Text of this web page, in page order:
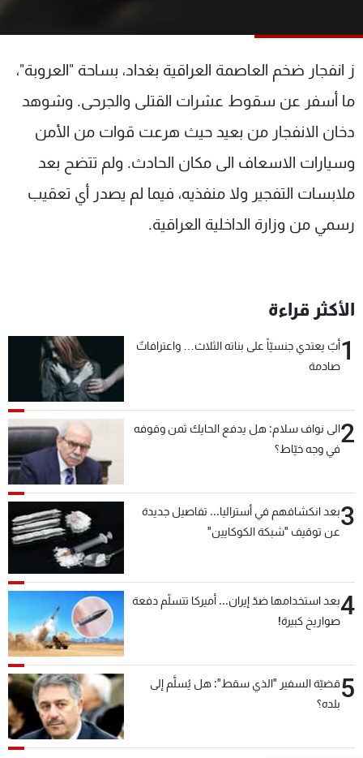
ز انفجار ضخم العاصمة العراقية بغداد، بساحة "العروبة"،
ما أسفر عن سقوط عشرات القتلى والجرحى. وشوهد
دخان الانفجار من بعيد حيث هرعت قوات من الأمن
وسيارات الاسعاف الى مكان الحادث. ولم تتضح بعد
ملابسات التفجير ولا منفذيه، فيما لم يصدر أي تعقيب
رسمي من وزارة الداخلية العراقية.
الأكثر قراءة
1أبٌ يعتدي جنسيّاً على بناته الثلاث… واعترافاتٌ
صادمة
2الى نواف سلام: هل يدفع الحايك ثمن وقوفه
في وجه خيّاط؟
3بعد انكشافهم في أستراليا... تفاصيل جديدة
عن توقيف "شبكة الكوكايين"
4بعد استخدامها ضدّ إيران... أميركا تتسلّم دفعة
صواريخ كبيرة!
5قضيّة السفير "الذي سقط": هل يُسلَّم إلى
بلده؟
الترددات
عن MTV
الإنـتـاج
لاعلاناتكم
تواصل معنا
شروط الإسـتخدام
سياسة الخصوصية